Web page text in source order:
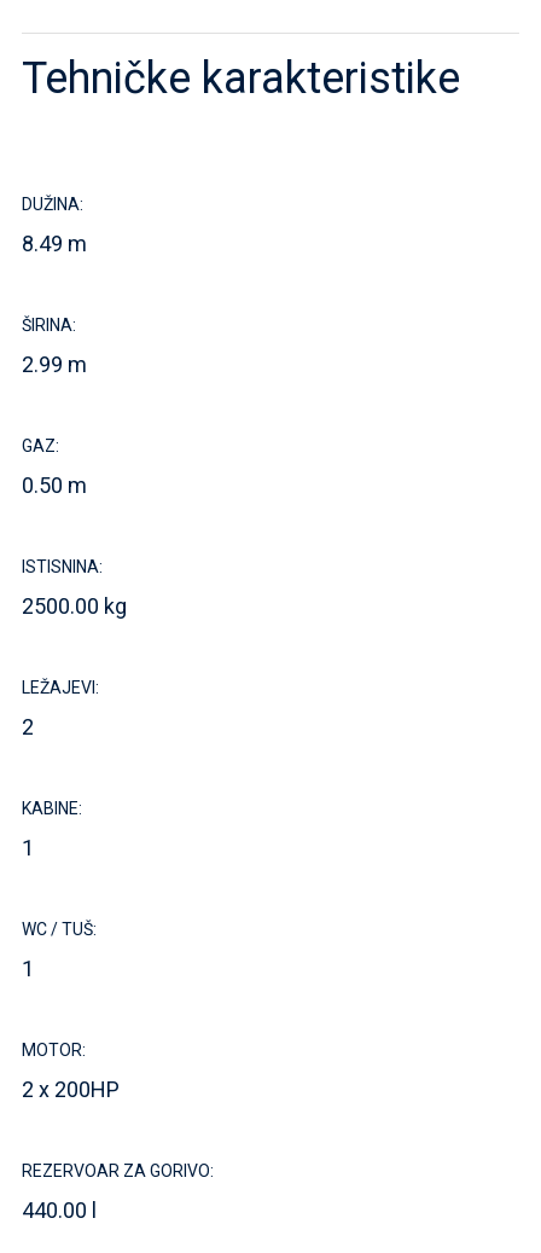
Tehničke karakteristike
DUŽINA:
8.49 m
ŠIRINA:
2.99 m
GAZ:
0.50 m
ISTISNINA:
2500.00 kg
LEŽAJEVI:
2
KABINE:
1
WC / TUŠ:
1
MOTOR:
2 x 200HP
REZERVOAR ZA GORIVO:
440.00 l